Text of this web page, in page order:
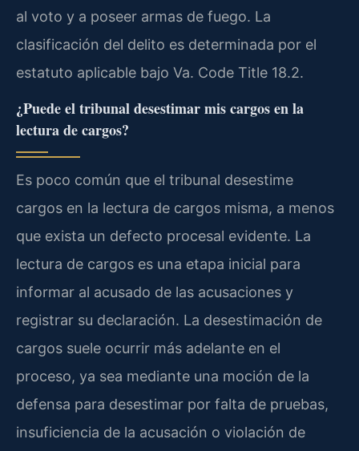
al voto y a poseer armas de fuego. La
clasificación del delito es determinada por el
estatuto aplicable bajo Va. Code Title 18.2.
¿Puede el tribunal desestimar mis cargos en la
lectura de cargos?
Es poco común que el tribunal desestime
cargos en la lectura de cargos misma, a menos
que exista un defecto procesal evidente. La
lectura de cargos es una etapa inicial para
informar al acusado de las acusaciones y
registrar su declaración. La desestimación de
cargos suele ocurrir más adelante en el
proceso, ya sea mediante una moción de la
defensa para desestimar por falta de pruebas,
insuficiencia de la acusación o violación de